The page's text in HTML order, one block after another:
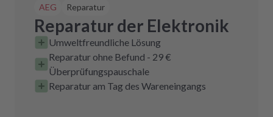
AEG Reparatur
Reparatur der Elektronik
Umweltfreundliche Lösung
Reparatur ohne Befund - 29 €
Überprüfungspauschale
Reparatur am Tag des Wareneingangs